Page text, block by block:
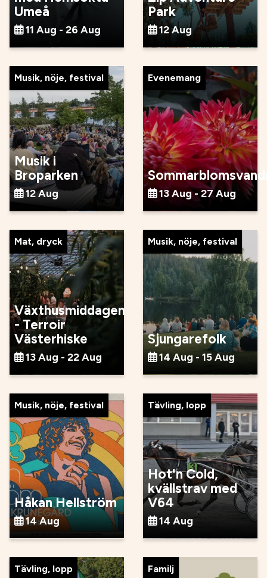
Umeå
11 Aug - 26 Aug
Park
12 Aug
Musik, nöje, festival
Musik i
Broparken
12 Aug
Evenemang
13 Aug - 27 Aug
Mat, dryck
Växthusmiddagen
- Terroir
Västerhiske
13 Aug - 22 Aug
Musik, nöje, festival
Sjungarefolk
14 Aug - 15 Aug
Musik, nöje, festival
Håkan Hellström
14 Aug
Tävling, lopp
Hot'n Cold,
kvällstrav med
V64
14 Aug
Tävling, lopp Familj